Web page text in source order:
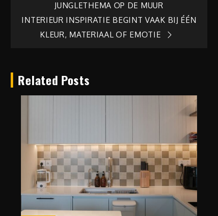
JUNGLETHEMA OP DE MUUR
INTERIEUR INSPIRATIE BEGINT VAAK BIJ ÉÉN
KLEUR, MATERIAAL OF EMOTIE
Related Posts